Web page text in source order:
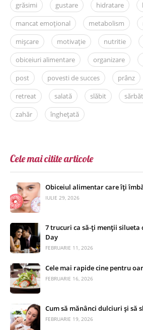
grăsimi
gustare hidratare
mancat emoțional
metabolism
mișcare
motivație nutritie
obiceiuri alimentare
organizare
post
povesti de succes prânz
retreat
salată slăbit
zahăr
înghețată
Cele mai citite articole
Obiceiul alimentar care îți
IULIE 29, 2026
7 trucuri ca să-ți menții silueta
Day
FEBRUARIE 11, 2026
Cele mai rapide cine pentru
FEBRUARIE 16, 2026
Cum să mănânci dulciuri și să
FEBRUARIE 19, 2026